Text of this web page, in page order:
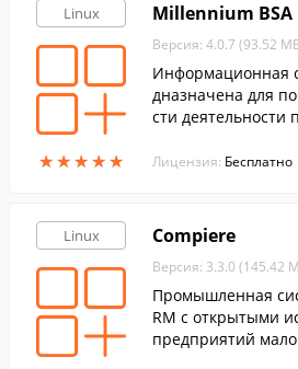
Linux
★★★★★
★★★★★
Millennium BSA
Версия: 4.0.7 (93.52
Информационная
дназначена для
сти деятельности
и материальными
й и кредиторской
Лицензия: Бесплатно
Linux Compiere
Версия: 3.3.0 (145.42
Промышленная
RM с открытыми
предприятий